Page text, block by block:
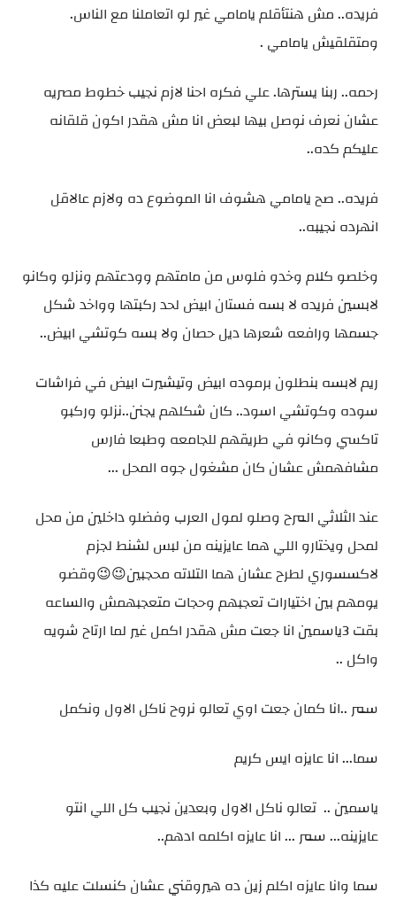
فريده.. مش هنتأقلم يامامي غير لو اتعاملنا مع الناس.
ومتقلقيش يامامي .
رحمه.. ربنا يسترها. علي فكره احنا لازم نجيب خطوط مصريه
عشان نعرف نوصل بيها لبعض انا مش هقدر اكون قلقانه
عليكم كده..
فريده.. صح يامامي هشوف انا الموضوع ده ولازم عالاقل
انهرده نجيبه..
وخلصو كلام وخدو فلوس من مامتهم وودعتهم ونزلو وكانو
لابسين فريده لا بسه فستان ابيض لحد ركبتها وواخد شكل
جسمها ورافعه شعرها ديل حصان ولا بسه كوتشي ابيض..
ريم لابسه بنطلون برموده ابيض وتيشيرت ابيض في فراشات
سوده وكوتشي اسود.. كان شكلهم يجنن..نزلو وركبو
تاكسي وكانو في طريقهم للجامعه وطبعا فارس
مشافهمش عشان كان مشغول جوه المحل ...
عند الثلاثي المرح وصلو لمول العرب وفضلو داخلين من محل
لمحل ويختارو اللي هما عايزينه من لبس لشنط لجزم
لاكسسوري لطرح عشان هما التلاته محجبين😉😉وقضو
يومهم بين اختيارات تعجبهم وحجات متعجبهمش والساعه
بقت 3ياسمين انا جعت مش هقدر اكمل غير لما ارتاح شويه
واكل ..
سمر ..انا كمان جعت اوي تعالو نروح ناكل الاول ونكمل
سما... انا عايزه ايس كريم
ياسمين .. تعالو ناكل الاول وبعدين نجيب كل اللي انتو
عايزينه... سمر ... انا عايزه اكلمه ادهم..
سما وانا عايزه اكلم زين ده هيروقني عشان كنسلت عليه كذا